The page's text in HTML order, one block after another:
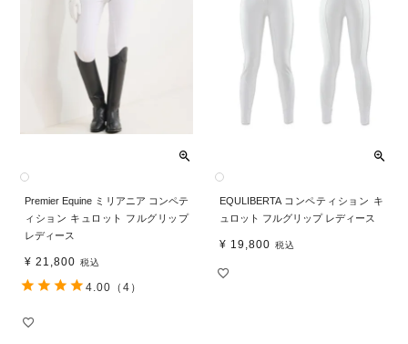
Premier Equine ミリアニア コンペテ
ィション キュロット フルグリップ
レディース
¥ 21,800 税込
4.00 （4）
EQULIBERTA コンペティション キ
ュロット フルグリップ レディース
¥ 19,800 税込